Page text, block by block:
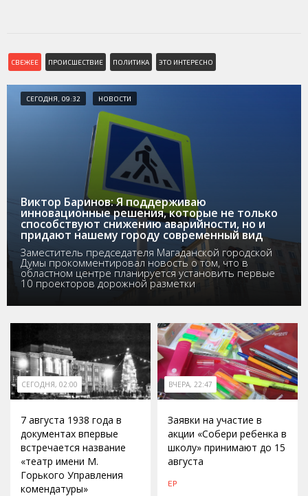
СВЕЖЕЕ ПРОИСШЕСТВИЕ ПОЛИТИКА ЭТО ИНТЕРЕСНО
СЕГОДНЯ, 09:32 НОВОСТИ
Виктор Баринов: Я поддерживаю
инновационные решения, которые не только
способствуют снижению аварийности, но и
придают нашему городу современный вид
Заместитель председателя Магаданской городской
Думы прокомментировал новость о том, что в
областном центре планируется установить первые
10 проекторов дорожной разметки
СЕГОДНЯ, 02:00
7 августа 1938 года в
документах впервые
встречается название
«театр имени М.
Горького Управления
комендатуры»
ВЧЕРА, 22:47
Заявки на участие в
акции «Собери ребенка в
школу» принимают до 15
августа
ЕР